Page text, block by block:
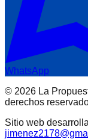
WhatsApp
© 2026 La
derechos
Sitio web